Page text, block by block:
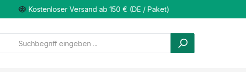
Kostenloser Versand ab 150 € (DE / Paket)